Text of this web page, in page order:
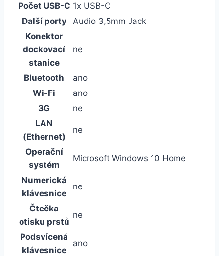
Počet USB-C 1x USB-C
Další porty
Audio 3,5mm Jack
Konektor
dockovací
stanice
ne
Bluetooth
ano
Wi-Fi
ano
3G
ne
LAN
(Ethernet)
ne
Operační
systém
Microsoft Windows 10 Home
Numerická
klávesnice
ne
Čtečka
otisku prstů
ne
Podsvícená
klávesnice
ano